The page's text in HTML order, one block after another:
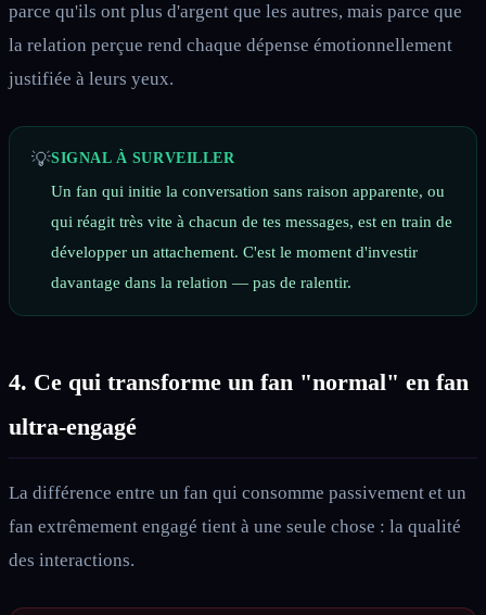
parce qu'ils ont plus d'argent que les autres, mais parce que
la relation perçue rend chaque dépense émotionnellement
justifiée à leurs yeux.
💡SIGNAL À SURVEILLER
Un fan qui initie la conversation sans raison apparente, ou
qui réagit très vite à chacun de tes messages, est en train de
développer un attachement. C'est le moment d'investir
davantage dans la relation — pas de ralentir.
4. Ce qui transforme un fan "normal" en fan
ultra-engagé
La différence entre un fan qui consomme passivement et un
fan extrêmement engagé tient à une seule chose : la qualité
des interactions.